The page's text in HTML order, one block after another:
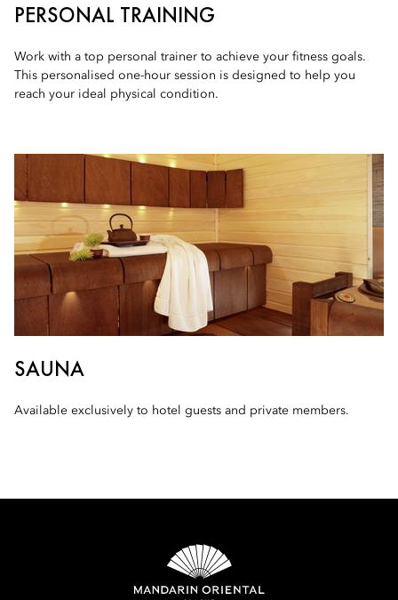
PERSONAL TRAINING
Work with a top personal trainer to achieve your fitness goals.
This personalised one-hour session is designed to help you
reach your ideal physical condition.
SAUNA
Available exclusively to hotel guests and private members.